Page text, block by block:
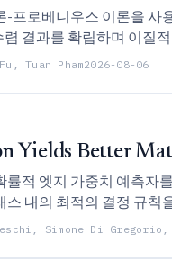
-프로베니우스 이론을 사
결과를 확립하며 이질
Tuan Pham2026-08-06
Yields Better
률적 엣지 가중치 예측자
스 내의 최적의 결정 규
Simone Di